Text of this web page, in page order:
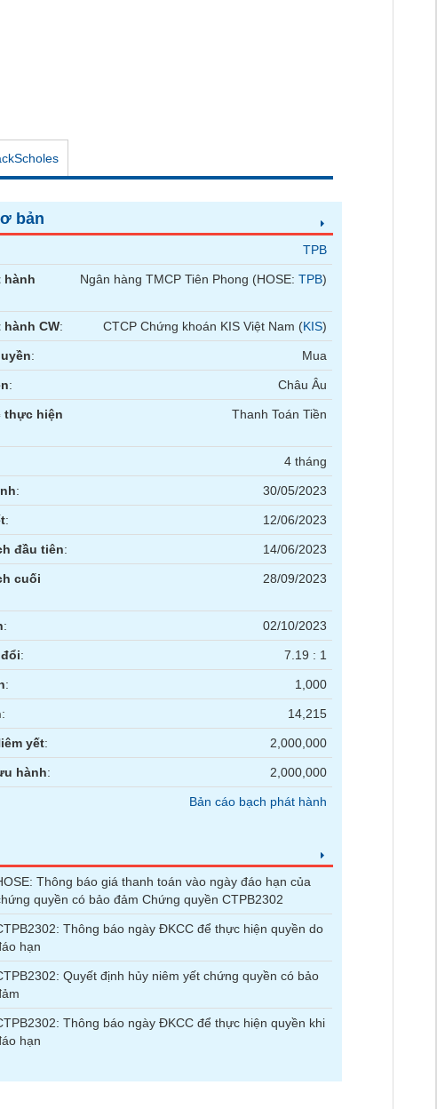
bản
TPB
hành
Ngân hàng TMCP Tiên Phong (HOSE:TPB)
CW: CTCP Chứng khoán KIS Việt Nam (KIS)
: Mua
: Châu Âu
thực hiện
Thanh Toán Tiền
4 tháng
: 30/05/2023
: 12/06/2023
đầu tiên: 14/06/2023
cuối
28/09/2023
: 02/10/2023
: 7.19 : 1
: 1,000
: 14,215
yết: 2,000,000
hành: 2,000,000
Bản cáo bạch phát hành
Thông báo giá thanh toán vào ngày đáo hạn của
quyền có bảo đảm Chứng quyền CTPB2302
Thông báo ngày ĐKCC để thực hiện quyền do
hạn
Quyết định hủy niêm yết chứng quyền có bảo
Thông báo ngày ĐKCC để thực hiện quyền khi
hạn